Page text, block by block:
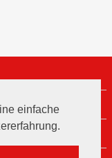
einfache